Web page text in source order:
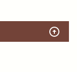
arrow_circle_up